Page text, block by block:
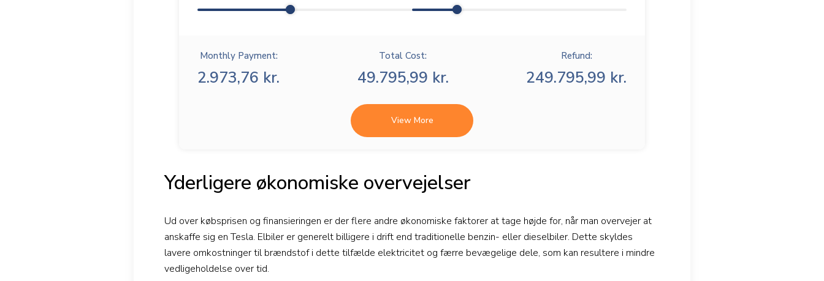
Monthly Payment:
2.973,76 kr.
Total Cost:
49.795,99 kr.
Refund:
249.795,99 kr.
View More
Yderligere økonomiske overvejelser
Ud over købsprisen og finansieringen er der flere andre økonomiske faktorer at tage højde for, når man overvejer at
anskaffe sig en Tesla. Elbiler er generelt billigere i drift end traditionelle benzin- eller dieselbiler. Dette skyldes
lavere omkostninger til brændstof i dette tilfælde elektricitet og færre bevægelige dele, som kan resultere i mindre
vedligeholdelse over tid.